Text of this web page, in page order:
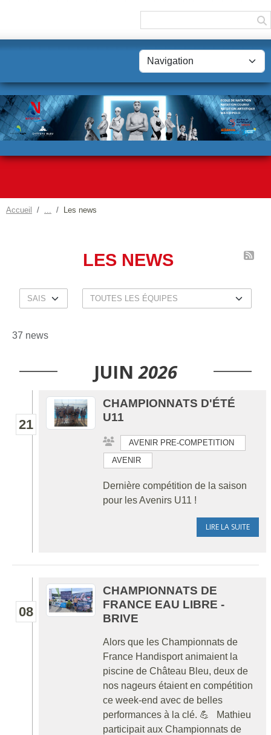
Accueil Les news
LES NEWS
37 news
JUIN 2026
21
CHAMPIONNATS D'ÉTÉ
U11
AVENIR PRE-COMPETITION
AVENIR
Dernière compétition de la saison
pour les Avenirs U11 !
LIRE LA SUITE
08
CHAMPIONNATS DE
FRANCE EAU LIBRE -
BRIVE
Alors que les Championnats de
France Handisport animaient la
piscine de Château Bleu, deux de
nos nageurs étaient en compétition
ce week-end avec de belles
performances à la clé. 💪 Mathieu
participait aux Championnats de